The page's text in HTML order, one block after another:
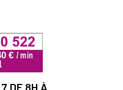
DE 8H À